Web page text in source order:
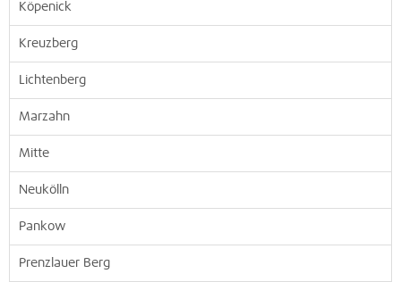
Köpenick
Kreuzberg
Lichtenberg
Marzahn
Mitte
Neukölln
Pankow
Prenzlauer Berg